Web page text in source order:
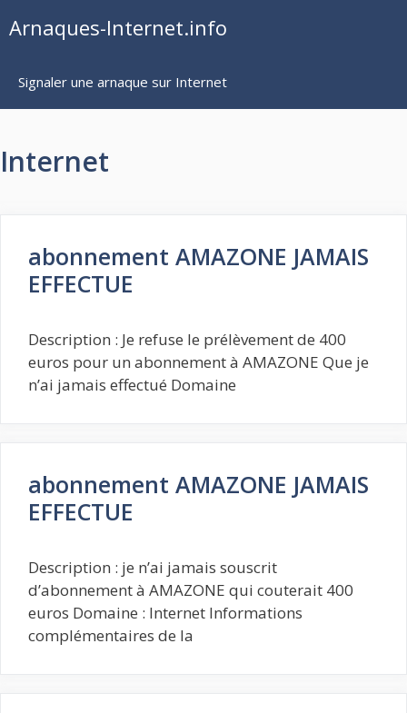
auArnaques-Internet.info
Signaler une arnaque sur Internet
Internet
abonnement AMAZONE JAMAIS
EFFECTUE
Description : Je refuse le prélèvement de 400
euros pour un abonnement à AMAZONE Que je
n’ai jamais effectué Domaine
abonnement AMAZONE JAMAIS
EFFECTUE
Description : je n’ai jamais souscrit
d’abonnement à AMAZONE qui couterait 400
euros Domaine : Internet Informations
complémentaires de la